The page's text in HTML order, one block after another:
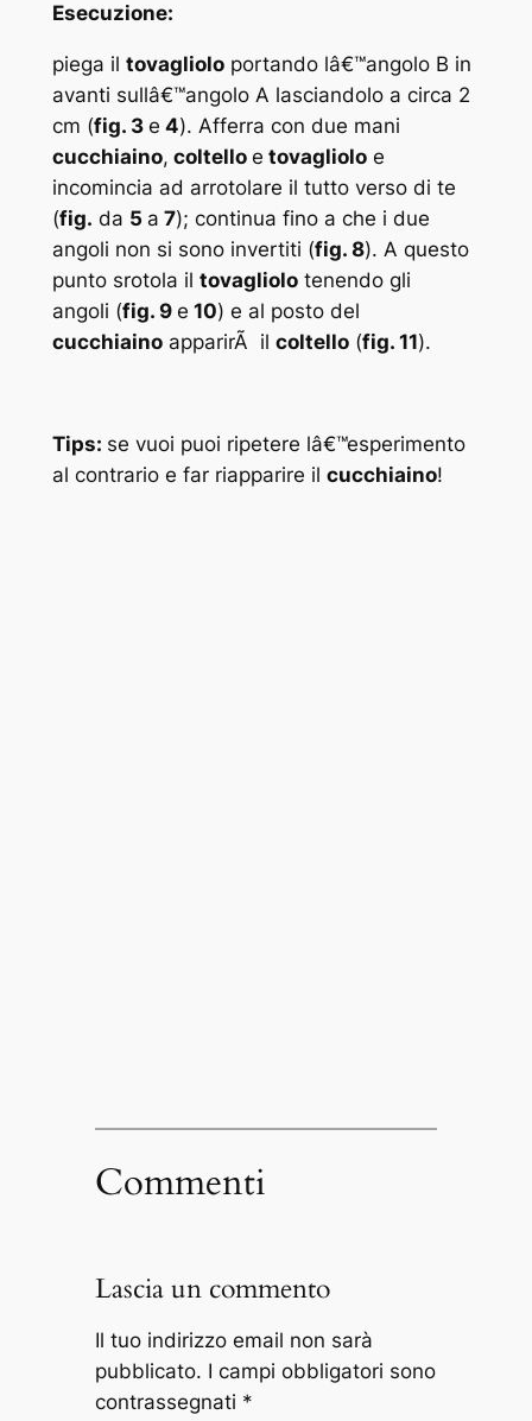
Esecuzione:
piega il tovaglioloportando lâ€™angolo B in
avanti sullâ€™angolo A lasciandolo a circa 2
cm (fig. 3 e 4). Afferra con due mani
cucchiaino, coltello e tovaglioloe
incomincia ad arrotolare il tutto verso di te
(fig. da 5 a 7); continua fino a che i due
angoli non si sono invertiti (fig. 8). A questo
punto srotola il tovagliolotenendo gli
angoli (fig. 9 e 10) e al posto del
cucchiainoapparirÃ il coltello(fig. 11).
Tips: se vuoi puoi ripetere lâ€™esperimento
al contrario e far riapparire il cucchiaino!
Commenti
Lascia un commento
Il tuo indirizzo email non sarà
pubblicato. I campi obbligatori sono
contrassegnati *